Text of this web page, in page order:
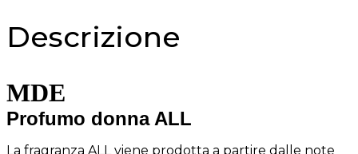
Descrizione
MDE
Profumo donna ALL
La fragranza ALL viene prodotta a partire dalle note